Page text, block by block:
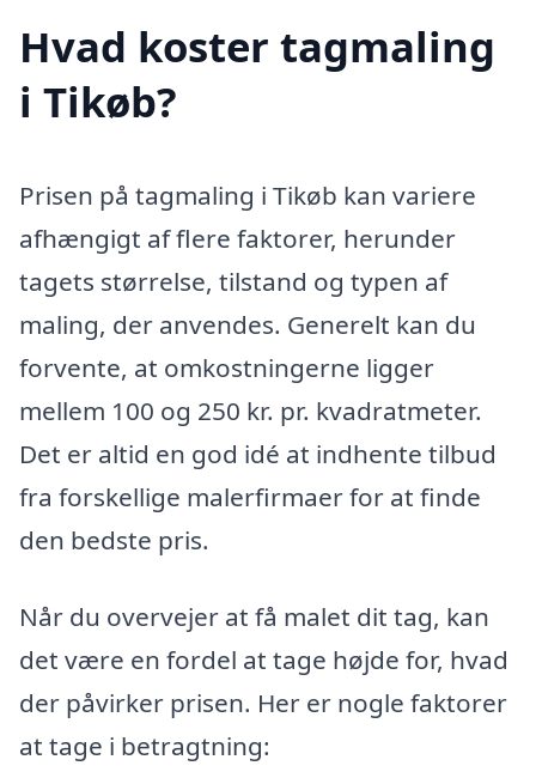
Hvad koster tagmaling
i Tikøb?
Prisen på tagmaling i Tikøb kan variere
afhængigt af flere faktorer, herunder
tagets størrelse, tilstand og typen af
maling, der anvendes. Generelt kan du
forvente, at omkostningerne ligger
mellem 100 og 250 kr. pr. kvadratmeter.
Det er altid en god idé at indhente tilbud
fra forskellige malerfirmaer for at finde
den bedste pris.
Når du overvejer at få malet dit tag, kan
det være en fordel at tage højde for, hvad
der påvirker prisen. Her er nogle faktorer
at tage i betragtning: